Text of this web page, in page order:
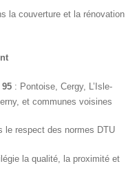
la couverture et la rénovation
95 : Pontoise, Cergy, L’Isle-
et communes voisines
le respect des normes DTU
la qualité, la proximité et